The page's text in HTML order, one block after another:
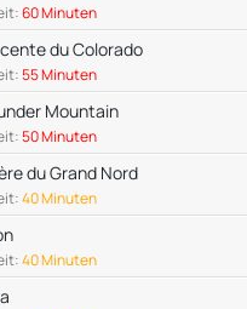
60 Minuten
du Colorado
55 Minuten
Mountain
50 Minuten
du Grand Nord
40 Minuten
40 Minuten